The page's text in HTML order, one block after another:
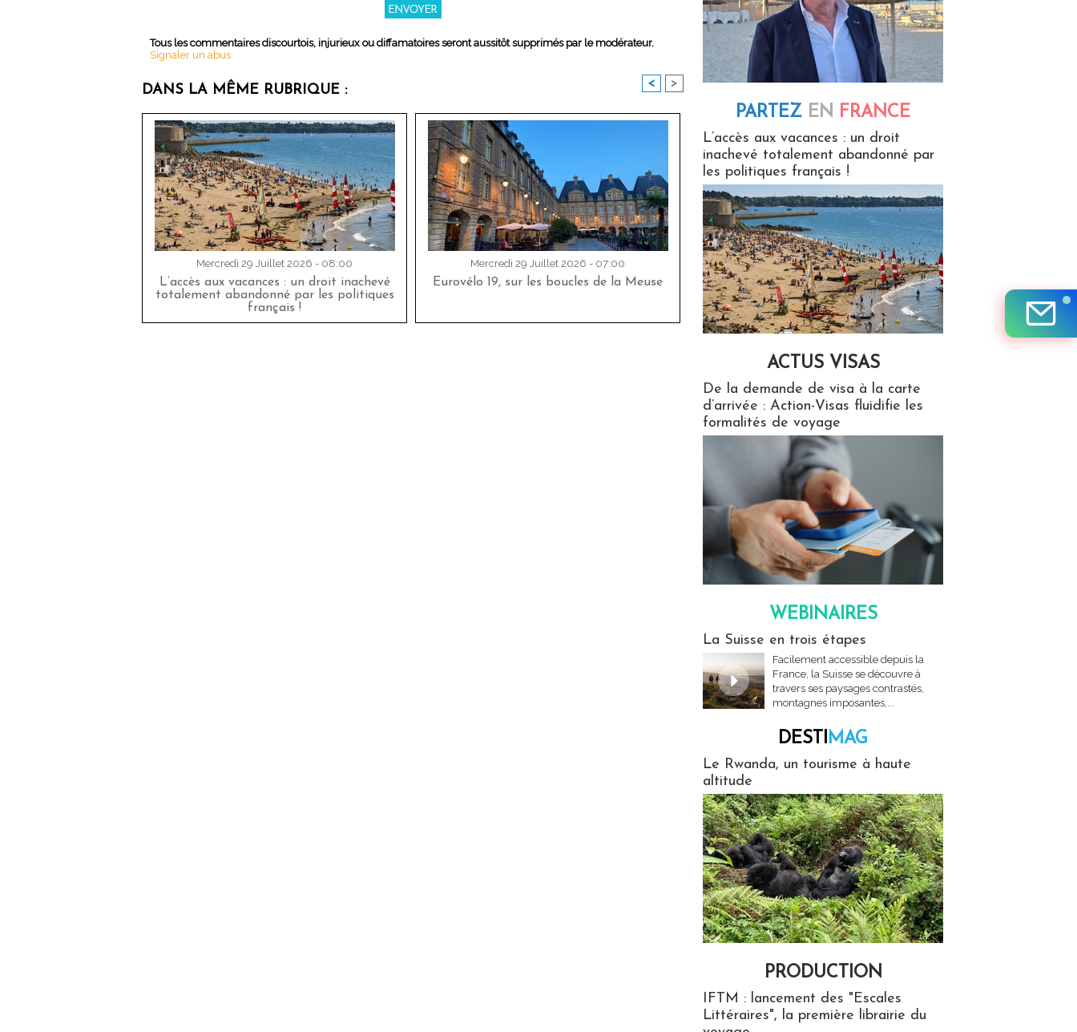
Tous les commentaires discourtois, injurieux ou diffamatoires seront aussitôt supprimés par le modérateur.
Signaler un abus
DANS LA MÊME RUBRIQUE : < >
Mercredi 29 Juillet 2026 - 08:00
L’accès aux vacances : un droit inachevé
totalement abandonné par les politiques
français !
Mercredi 29 Juillet 2026 - 07:00
Eurovélo 19, sur les boucles de la Meuse
PARTEZ EN FRANCE
L’accès aux vacances : un droit
inachevé totalement abandonné par
les politiques français !
ACTUS VISAS
De la demande de visa à la carte
d’arrivée : Action-Visas fluidifie les
formalités de voyage
WEBINAIRES
La Suisse en trois étapes
Facilement accessible depuis la
France, la Suisse se découvre à
travers ses paysages contrastés,
montagnes imposantes,...
DESTIMAG
Le Rwanda, un tourisme à haute
altitude
PRODUCTION
IFTM : lancement des "Escales
Littéraires", la première librairie du